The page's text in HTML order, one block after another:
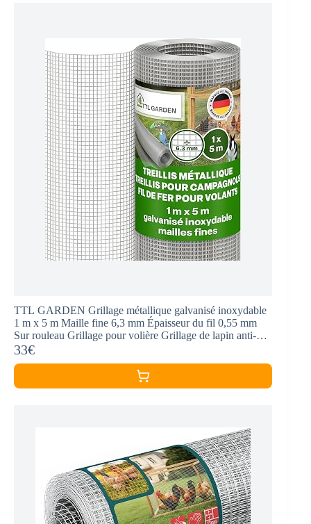
TTL GARDEN Grillage métallique galvanisé inoxydable
1 m x 5 m Maille fine 6,3 mm Épaisseur du fil 0,55 mm
Sur rouleau Grillage pour volière Grillage de lapin anti-
campagnols 5 m x 1 m Largeur des
33€